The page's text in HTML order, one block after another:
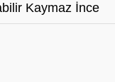
Kaymaz İnce